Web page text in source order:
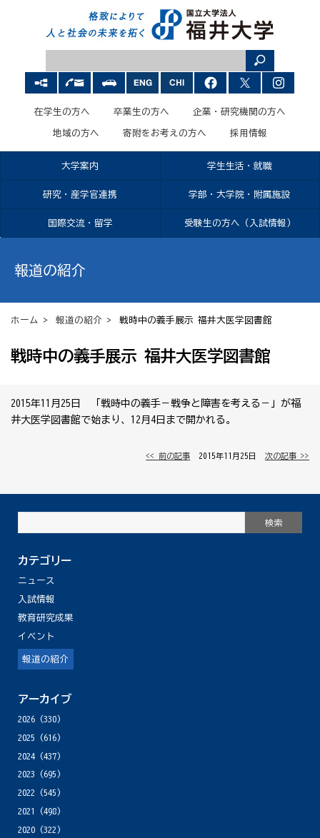
在学生の方へ 卒業生の方へ 企業・研究機関の方へ
地域の方へ 寄附をお考えの方へ 採用情報
大学案内 学生生活・就職
研究・産学官連携 学部・大学院・附属施設
国際交流・留学 受験生の方へ（入試情報）
報道の紹介
ホーム > 報道の紹介 > 戦時中の義手展示 福井大医学図書館
戦時中の義手展示 福井大医学図書館
2015年11月25日 「戦時中の義手－戦争と障害を考える－」が福
井大医学図書館で始まり、12月4日まで開かれる。
<< 前の記事 │ 2015年11月25日 │次の記事 >>
カテゴリー
ニュース
入試情報
教育研究成果
イベント
報道の紹介
アーカイブ
2026(330)
2025 (616)
2024(437)
2023 (695)
2022 (545)
2021
(498)
2020(322)